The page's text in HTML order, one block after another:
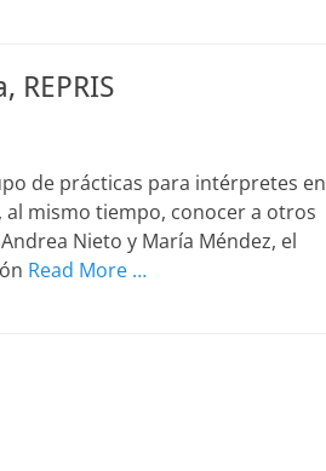
de prácticas para intérpretes en
mismo tiempo, conocer a otros
Nieto y María Méndez, el
Read More …